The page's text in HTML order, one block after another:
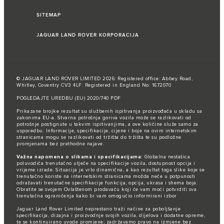
SITEMAP
JAGUAR LAND ROVER KORPORACIJA
© JAGUAR LAND ROVER LIMITED 2026: Registered office: Abbey Road,
Whitley, Coventry CV3 4LF. Registered in England No: 1672070
POGLEDAJTE UREDBU (EU) 2020/740 PDF
Prikazane brojke rezultat su službenih ispitivanja proizvođača u skladu sa
zakonima EU-a. Stvarna potrošnja goriva vozila može se razlikovati od
potrošnje postignute u takvim ispitivanjima, a ove količine služe samo za
usporedbu. Informacije, specifikacije, cijene i boje na ovim internetskim
stranicama mogu se razlikovati od tržišta do tržišta te su podložne
promjenama bez prethodne najave.
Važna napomena o slikama i specifikacijama: Globalna nestašica
poluvodiča trenutačno utječe na specifikacije vozila, dostupnost opcija i
vrijeme izrade. Situacija je vrlo dinamična, a kao rezultat toga slike koje se
trenutačno koriste na internetskim stranicama možda neće u potpunosti
odražavati trenutačne specifikacije funkcija, opcija, ukrasa i shema boja.
Obratite se svojem Ovlaštenom prodavaču koji će vam moći potvrditi sva
trenutačna ograničenja kako bi vam omogućio informirani izbor
Jaguar Land Rover Limited neprestano traži načine za poboljšanje
specifikacija, dizajna i proizvodnje svojih vozila, dijelova i dodatne opreme,
te se kontinuirano uvode promjene; zadržavamo pravo na izmjene bez